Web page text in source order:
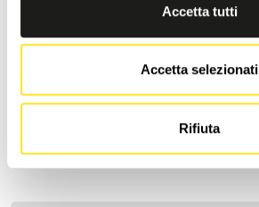
Accetta tutti
Accetta selezionati
Rifiuta
Richiedi informazioni